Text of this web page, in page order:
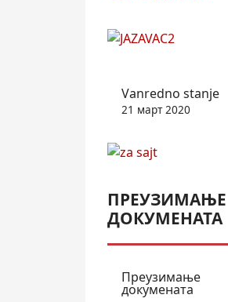
Vanredno stanje
21 март 2020
ПРЕУЗИМАЊЕ
ДОКУМЕНАТА
Преузимање
докумената